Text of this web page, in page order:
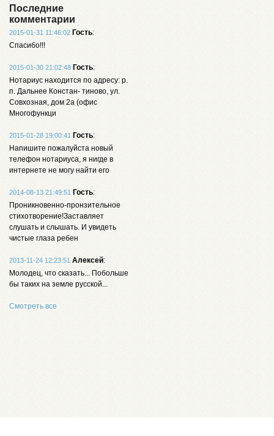
Последние
комментарии
2015-01-31 11:46:02 Гость:
Спасибо!!!
2015-01-30 21:02:48 Гость:
Нотариус находится по адресу: р.
п. Дальнее Констан- тиново, ул.
Совхозная, дом 2а (офис
Многофункци
2015-01-28 19:00:41 Гость:
Напишите пожалуйста новый
телефон нотариуса, я нигде в
интернете не могу найти его
2014-08-13 21:49:51 Гость:
Проникновенно-пронзительное
стихотворение!Заставляет
слушать и слышать. И увидеть
чистые глаза ребен
2013-11-24 12:23:51 Алексей:
Молодец, что сказать... Побольше
бы таких на земле русской...
Смотреть все